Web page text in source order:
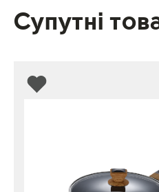
Супутні